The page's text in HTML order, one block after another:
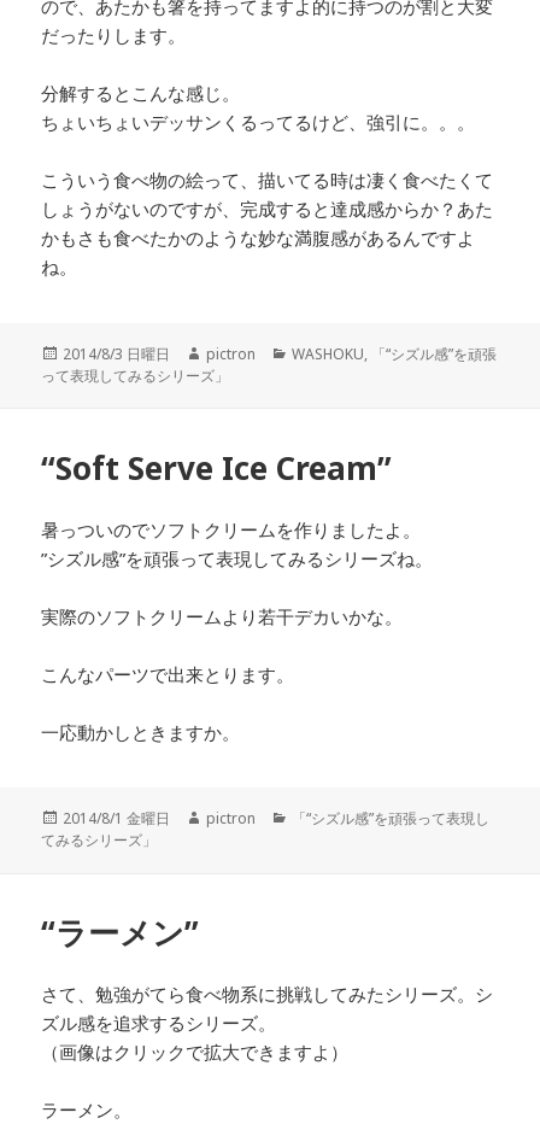
ので、あたかも箸を持ってますよ的に持つのが割と大変
だったりします。
分解するとこんな感じ。
ちょいちょいデッサンくるってるけど、強引に。。。
こういう食べ物の絵って、描いてる時は凄く食べたくて
しょうがないのですが、完成すると達成感からか？あた
かもさも食べたかのような妙な満腹感があるんですよ
ね。
投
稿
2014/8/3 日曜日
作
成
pictron
カ
WASHOKU, 「“シズル感”を頑張
って表現してみるシリーズ」
“Soft Serve Ice Cream”
暑っついのでソフトクリームを作りましたよ。
”シズル感”を頑張って表現してみるシリーズね。
実際のソフトクリームより若干デカいかな。
こんなパーツで出来とります。
一応動かしときますか。
投
稿
2014/8/1 金曜日
作
pictron
カ
「“シズル感”を頑張って表現し
てみるシリーズ」
“ラーメン”
さて、勉強がてら食べ物系に挑戦してみたシリーズ。シ
ズル感を追求するシリーズ。
（画像はクリックで拡大できますよ）
ラーメン。